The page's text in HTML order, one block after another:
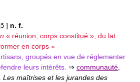
] n. f.
« réunion, corps constitué », du lat.
en corps »
groupés en vue de réglementer
leurs intérêts. ⇒ communauté
Les maîtrises et les jurandes des